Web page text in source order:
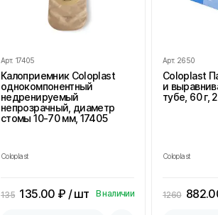
Арт. 17405
Калоприемник Coloplast
однокомпонентный
недренируемый
непрозрачный, диаметр
стомы 10-70 мм, 17405
Coloplast
135 135.00 ₽ / шт В наличии
Арт. 2650
Coloplast
и
тубе, 60 г,
Coloplast
1260